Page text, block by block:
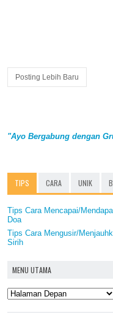
Posting Lebih Baru
"Ayo Bergabung dengan
TIPS CARA UNIK
Tips Cara Mencapai/
Doa
Tips Cara Mengusir/
Sirih
MENU UTAMA